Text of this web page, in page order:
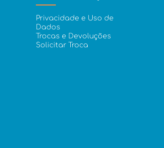
Privacidade e Uso de
Dados
Trocas e Devoluções
Solicitar Troca